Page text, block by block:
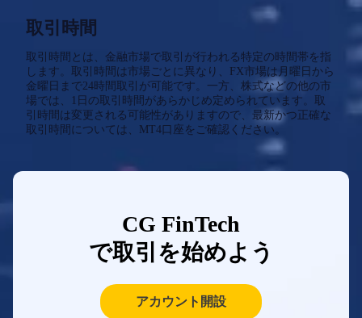
取引時間
取引時間とは、金融市場で取引が行われる特定の時間帯を指
します。取引時間は市場ごとに異なり、FX市場は月曜日から
金曜日まで24時間取引が可能です。一方、株式などの他の市
場では、1日の取引時間があらかじめ定められています。取
引時間は変更される可能性がありますので、最新かつ正確な
取引時間については、MT4口座をご確認ください。
CG FinTech
で取引を始めよう
アカウント開設